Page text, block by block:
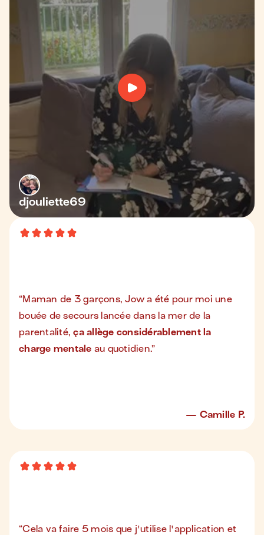
djouliette69
“Maman de 3 garçons, Jow a été pour moi une
bouée de secours lancée dans la mer de la
parentalité,ça allège considérablement la
charge mentale au quotidien.”
Camille P.
“Cela va faire 5 mois que j'utilise l'application et